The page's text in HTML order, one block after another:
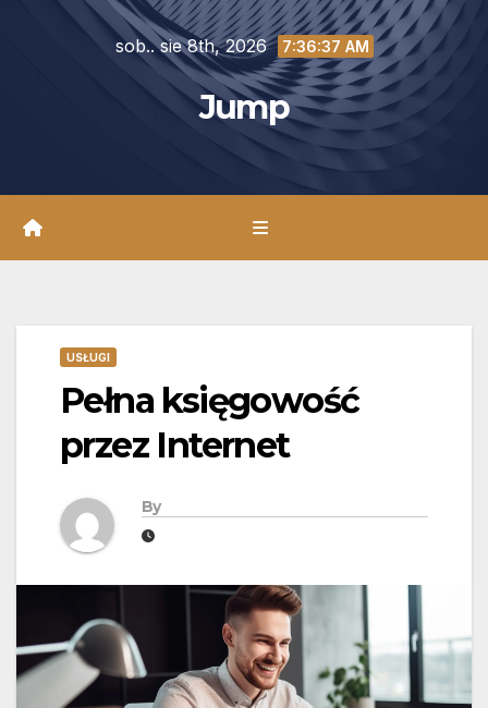
sob.. sie 8th, 2026 7:36:38 AM
Jump
USŁUGI
Pełna księgowość
przez Internet
By